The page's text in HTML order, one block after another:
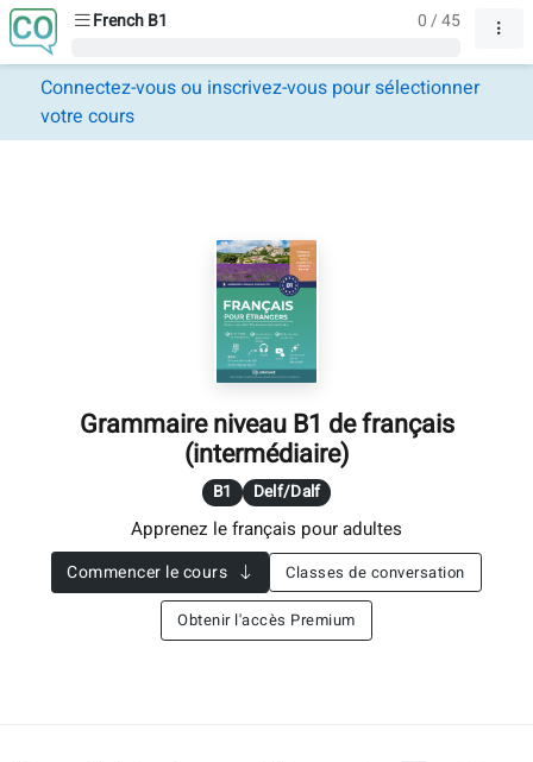
French B1 0 / 45
Connectez-vous ou inscrivez-vous pour sélectionner
votre cours
Grammaire niveau B1 de français
(intermédiaire)
B1 Delf/Dalf
Apprenez le français pour adultes
Commencer le cours Classes de conversation
Obtenir l'accès Premium